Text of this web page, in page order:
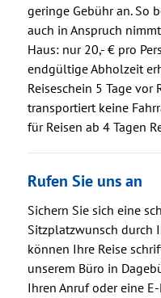
geringe Gebühr an. So
auch in Anspruch
Haus: nur 20,- € pro
endgültige Abholzeit
Reiseschein 5 Tage vor
transportiert keine
für Reisen ab 4 Tagen
Rufen Sie uns an
Sichern Sie sich eine
Sitzplatzwunsch durch
können Ihre Reise
unserem Büro in
Ihren Anruf oder eine